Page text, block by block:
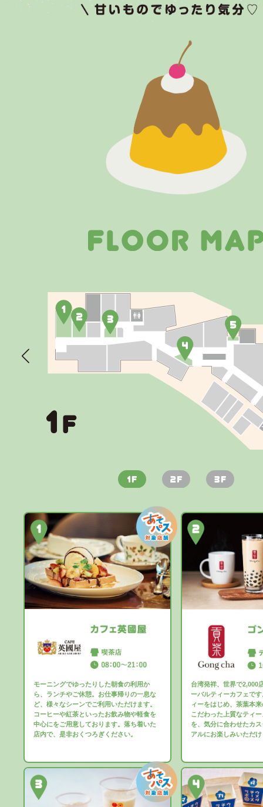
モーニングでゆったりした朝食の利用か
ら、ランチやご休憩。お仕事帰りの一息な
ど、様々なシーンでご利用いただけます。
コーヒーや紅茶といったお飲み物や軽食を
中心にをご用意しております。落ち着いた
店内で、是非おくつろぎください。
台湾発祥、世界で2,000
ーバルティーカフェで
ィーをはじめ、茶葉本
こだわった上質なティ
を、気分に合わせたカ
アルにお楽しみいただ